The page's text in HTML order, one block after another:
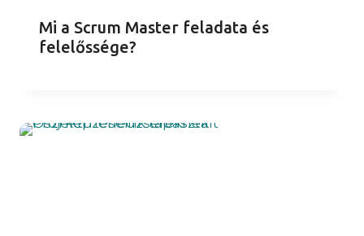
Mi a Scrum Master feladata és
felelőssége?